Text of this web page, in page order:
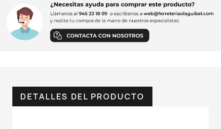
DETALLES DEL PRODUCTO